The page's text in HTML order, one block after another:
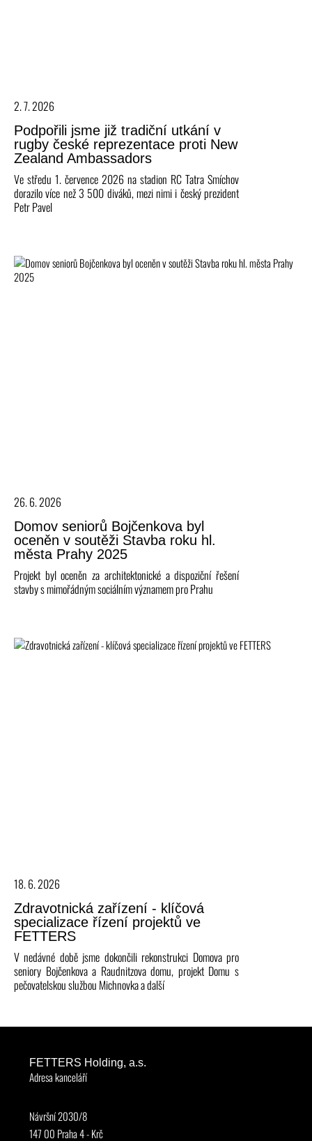
2. 7. 2026
Podpořili jsme již tradiční utkání v
rugby české reprezentace proti New
Zealand Ambassadors
Ve středu 1. července 2026 na stadion RC Tatra Smíchov
dorazilo více než 3 500 diváků, mezi nimi i český prezident
Petr Pavel
26. 6. 2026
Domov seniorů Bojčenkova byl
oceněn v soutěži Stavba roku hl.
města Prahy 2025
Projekt byl oceněn za architektonické a dispoziční řešení
stavby s mimořádným sociálním významem pro Prahu
18. 6. 2026
Zdravotnická zařízení - klíčová
specializace řízení projektů ve
FETTERS
V nedávné době jsme dokončili rekonstrukci Domova pro
seniory Bojčenkova a Raudnitzova domu, projekt Domu s
pečovatelskou službou Michnovka a další
FETTERS Holding, a.s.
Adresa kanceláří
Návršní 2030/8
147 00 Praha 4 - Krč